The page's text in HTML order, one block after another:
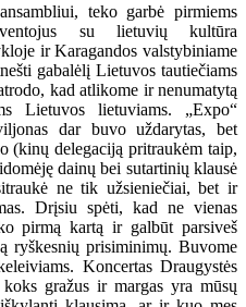
teko garbė pirmiems
su lietuvių kultūra
ir Karagandos valstybiniame
gabalėlį Lietuvos tautiečiams
kad atlikome ir nenumatytą
Lietuvos lietuviams. „Expo“
dar buvo uždarytas, bet
(kinų delegaciją pritraukėm taip,
dainų bei sutartinių klausė
ne tik užsieniečiai, bet ir
Drįsiu spėti, kad ne vienas
pirmą kartą ir galbūt parsiveš
ryškesnių prisiminimų. Buvome
Koncertas Draugystės
gražus ir margas yra mūsų